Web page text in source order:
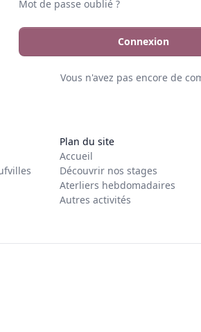
Mot de passe oublié ?
Connexion
Vous n'avez pas encore de
Plan du site
Accueil
Découvrir nos stages
Aterliers hebdomadaires
Autres activités